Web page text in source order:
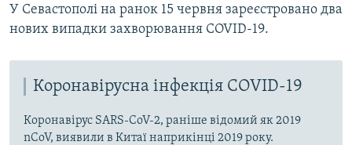
У Севастополі на ранок 15 червня зареєстровано два
нових випадки захворювання COVID-19.
Коронавірусна інфекція COVID-19
Коронавірус SARS-CoV-2, раніше відомий як 2019
nCoV, виявили в Китаї наприкінці 2019 року.